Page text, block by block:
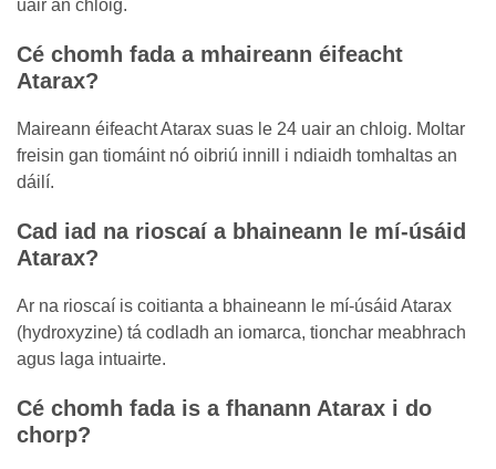
uair an chloig.
Cé chomh fada a mhaireann éifeacht
Atarax?
Maireann éifeacht Atarax suas le 24 uair an chloig. Moltar
freisin gan tiomáint nó oibriú innill i ndiaidh tomhaltas an
dáilí.
Cad iad na rioscaí a bhaineann le mí-úsáid
Atarax?
Ar na rioscaí is coitianta a bhaineann le mí-úsáid Atarax
(hydroxyzine) tá codladh an iomarca, tionchar meabhrach
agus laga intuairte.
Cé chomh fada is a fhanann Atarax i do
chorp?